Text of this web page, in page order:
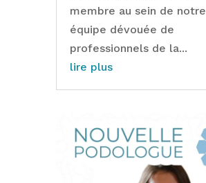
membre au sein de notre
équipe dévouée de
professionnels de la...
lire plus